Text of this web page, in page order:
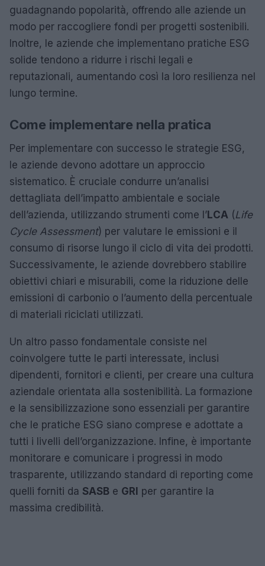
guadagnando popolarità, offrendo alle aziende un
modo per raccogliere fondi per progetti sostenibili.
Inoltre, le aziende che implementano pratiche ESG
solide tendono a ridurre i rischi legali e
reputazionali, aumentando così la loro resilienza nel
lungo termine.
Come implementare nella pratica
Per implementare con successo le strategie ESG,
le aziende devono adottare un approccio
sistematico. È cruciale condurre un’analisi
dettagliata dell’impatto ambientale e sociale
dell’azienda, utilizzando strumenti come l’LCA (Life
Cycle Assessment) per valutare le emissioni e il
consumo di risorse lungo il ciclo di vita dei prodotti.
Successivamente, le aziende dovrebbero stabilire
obiettivi chiari e misurabili, come la riduzione delle
emissioni di carbonio o l’aumento della percentuale
di materiali riciclati utilizzati.
Un altro passo fondamentale consiste nel
coinvolgere tutte le parti interessate, inclusi
dipendenti, fornitori e clienti, per creare una cultura
aziendale orientata alla sostenibilità. La formazione
e la sensibilizzazione sono essenziali per garantire
che le pratiche ESG siano comprese e adottate a
tutti i livelli dell’organizzazione. Infine, è importante
monitorare e comunicare i progressi in modo
trasparente, utilizzando standard di reporting come
quelli forniti da SASB e GRI per garantire la
massima credibilità.